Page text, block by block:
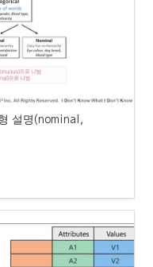
설명(nominal,